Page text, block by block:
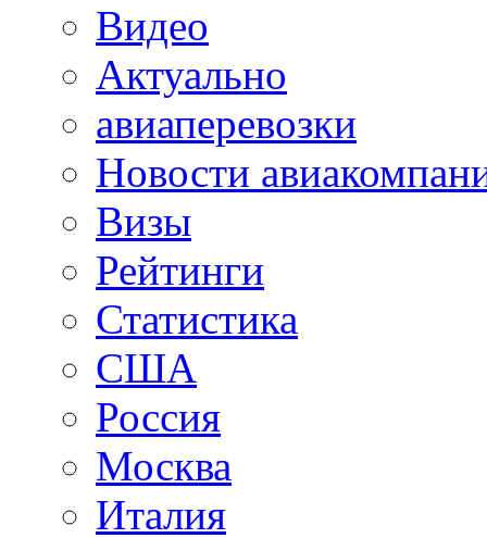
Видео
Актуально
авиаперевозки
Новости
Визы
Рейтинги
Статистика
США
Россия
Москва
Италия